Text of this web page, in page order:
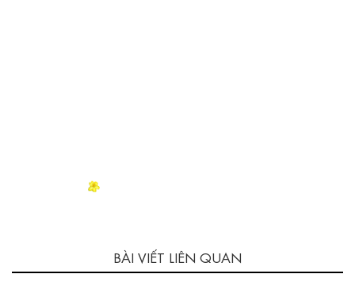
BÀI VIẾT LIÊN QUAN